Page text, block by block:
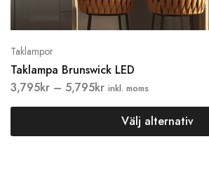
Taklampor
Taklampa Brunswick LED
3,795kr – 5,795kr inkl. moms
Välj alternativ